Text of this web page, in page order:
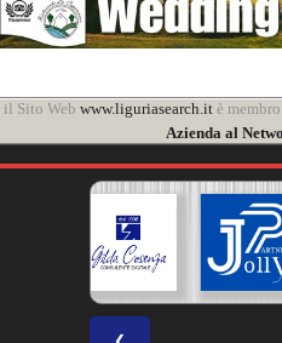
il Sito Web www.liguriasearch.it è
Azienda al